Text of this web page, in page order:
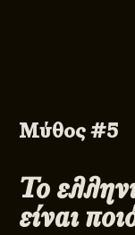
Μύθος #5
Το
είναι